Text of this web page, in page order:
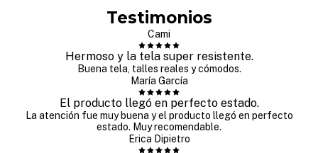
Testimonios
Cami
Hermoso y la tela super resistente.
Buena tela, talles reales y cómodos.
María García
El producto llegó en perfecto estado.
La atención fue muy buena y el producto llegó en perfecto
estado. Muy recomendable.
Erica Dipietro